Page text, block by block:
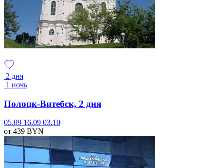
2 дня
1 ночь
Полоцк-Витебск, 2 дня
05.09 16.09 03.10
от 439 BYN